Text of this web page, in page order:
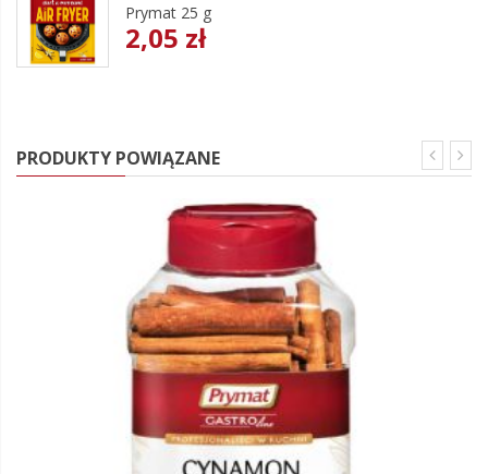
Prymat 25 g
2,05 zł
PRODUKTY POWIĄZANE